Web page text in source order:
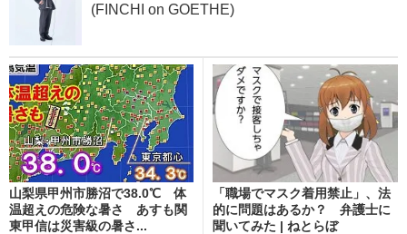
(FINCHI on GOETHE)
山梨県甲州市勝沼で38.0℃ 体
温超えの危険な暑さ あすも関
東甲信は災害級の暑さ...
「職場でマスク着用禁止」、法
的に問題はあるか？ 弁護士に
聞いてみた | ねとらぼ